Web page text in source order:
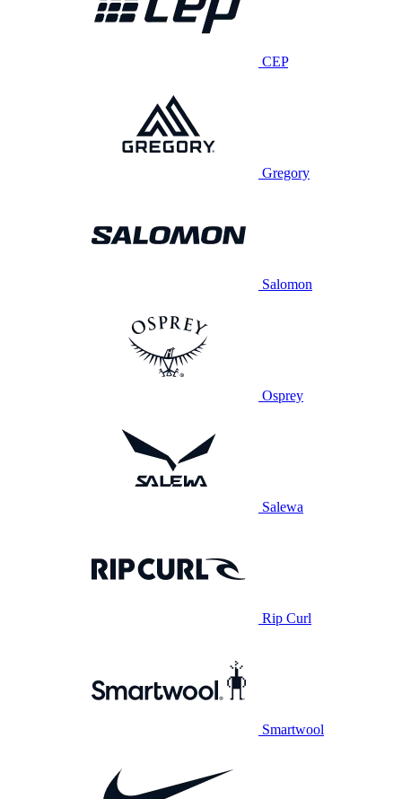
CEP
Gregory
Salomon
Osprey
Salewa
Rip Curl
Smartwool